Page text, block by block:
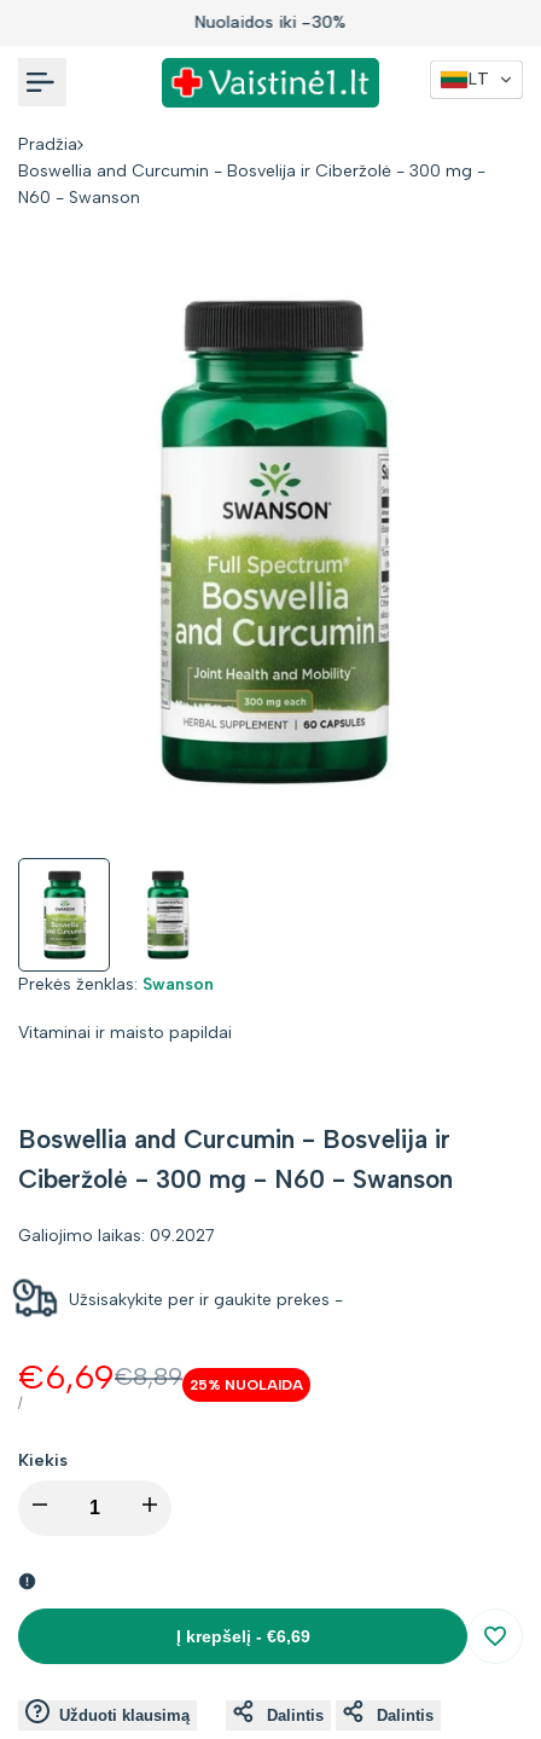
Nuolaidos iki -30%
Pradžia
Boswellia and Curcumin - Bosvelija ir Ciberžolė - 300 mg -
N60 - Swanson
Prekės ženklas: Prekės
Swanson
Vitaminai ir maisto papildai
Boswellia and Curcumin - Bosvelija ir
Ciberžolė - 300 mg - N60 - Swanson
Galiojimo laikas: 09.2027
Užsisakykite per ir gaukite prekes -
Kaina
€8,89
Kaina
su
nuolaida
€6,69
VIENETO
/PER
25% NUOLAIDA
Kiekis
I18n
Missing
value
I18n
Į krepšelį - €6,69
Užduoti klausimą Dalintis Dalintis
LT